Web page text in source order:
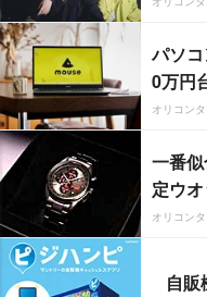
パソ
0万円
オリコン
一番
定ウ
オリコン
自販